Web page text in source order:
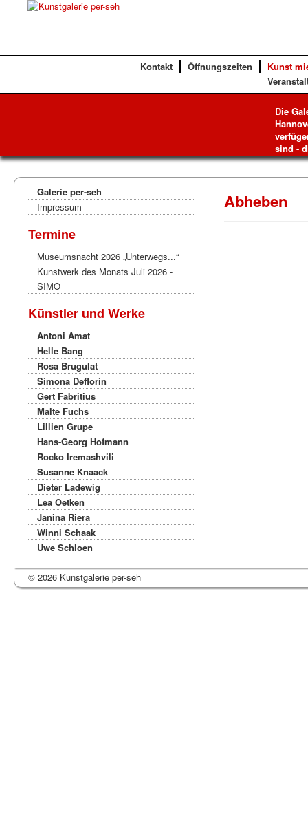
Kontakt Öffnungszeiten
Kunst
Die
sind -
Galerie per-seh
Impressum
Termine
Museumsnacht 2026 „Unterwegs...“
Kunstwerk des Monats Juli 2026 -
SIMO
Künstler und Werke
Antoni Amat
Helle Bang
Rosa Brugulat
Simona Deflorin
Gert Fabritius
Malte Fuchs
Lillien Grupe
Hans-Georg Hofmann
Rocko Iremashvili
Susanne Knaack
Dieter Ladewig
Lea Oetken
Janina Riera
Winni Schaak
Uwe Schloen
Abheben
© 2026 Kunstgalerie per-seh